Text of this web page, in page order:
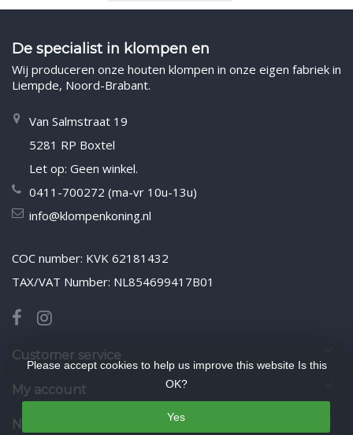
De specialist in klompen en
Wij produceren onze houten klompen in onze eigen fabriek in
Liempde, Noord-Brabant.
Van Salmstraat 19
5281 RP Boxtel
Let op: Geen winkel.
0411-700272 (ma-vr 10u-13u)
info@klompenkoning.nl
COC number: KVK 62181432
TAX/VAT Number: NL854699417B01
Customer service
My account
Newsletter
Please accept cookies to help us improve this website Is this
OK?
Yes